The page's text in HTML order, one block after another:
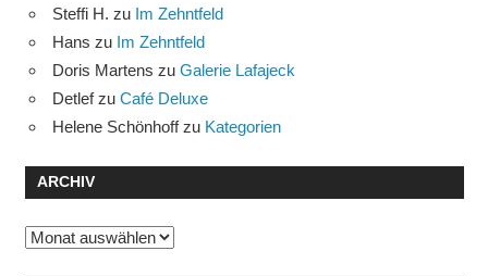
Steffi H. zu Im Zehntfeld
Hans zu Im Zehntfeld
Doris Martens zu Galerie Lafajeck
Detlefzu Café Deluxe
Helene Schönhoffzu Kategorien
ARCHIV
Archiv